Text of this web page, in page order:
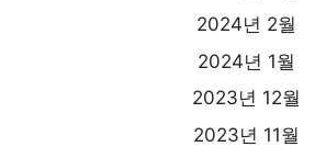
2024년 2월
2024년 1월
2023년 12월
2023년 11월